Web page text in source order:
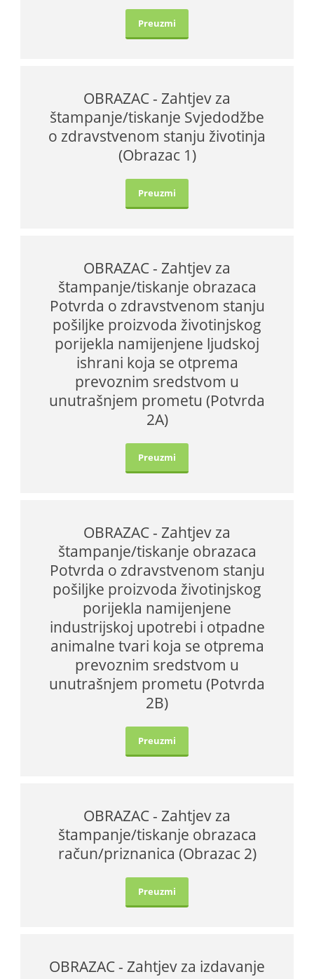
Preuzmi
OBRAZAC - Zahtjev za
štampanje/tiskanje Svjedodžbe
o zdravstvenom stanju životinja
(Obrazac 1)
Preuzmi
OBRAZAC - Zahtjev za
štampanje/tiskanje obrazaca
Potvrda o zdravstvenom stanju
pošiljke proizvoda životinjskog
porijekla namijenjene ljudskoj
ishrani koja se otprema
prevoznim sredstvom u
unutrašnjem prometu (Potvrda
2A)
Preuzmi
OBRAZAC - Zahtjev za
štampanje/tiskanje obrazaca
Potvrda o zdravstvenom stanju
pošiljke proizvoda životinjskog
porijekla namijenjene
industrijskoj upotrebi i otpadne
animalne tvari koja se otprema
prevoznim sredstvom u
unutrašnjem prometu (Potvrda
2B)
Preuzmi
OBRAZAC - Zahtjev za
štampanje/tiskanje obrazaca
račun/priznanica (Obrazac 2)
Preuzmi
OBRAZAC - Zahtjev za izdavanje